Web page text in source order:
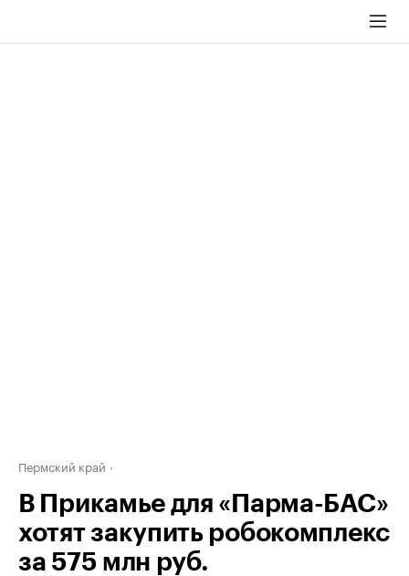
Пермский край
В Прикамье для «Парма-БАС»
хотят закупить робокомплекс
за 575 млн руб.